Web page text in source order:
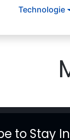
Technologie
to Stay